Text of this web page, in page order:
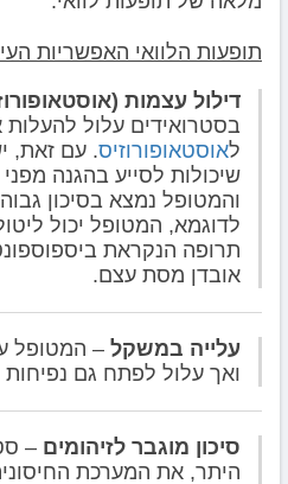
תופעות הלוואי האפשריות
דילול עצמות
בסטרואידים עלול להעלות
לאוסטאופורוזיס. עם זאת,
שיכולות לסייע בהגנה
והמטופל נמצא בסיכון
לדוגמא, המטופל יכול
תרופה הנקראת
אובדן מסת עצם.
עלייה במשקל – המטופל
ואך עלול לפתח גם
סיכון מוגבר לזיהומים –
היתר, את המערכת